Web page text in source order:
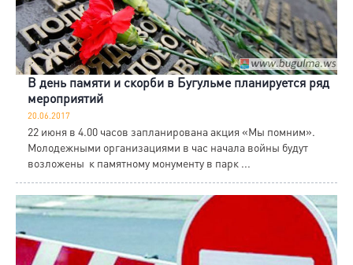
В день памяти и скорби в Бугульме планируется ряд
мероприятий
20.06.2017
22 июня в 4.00 часов запланирована акция «Мы помним».
Молодежными организациями в час начала войны будут
возложены к памятному монументу в парк ...